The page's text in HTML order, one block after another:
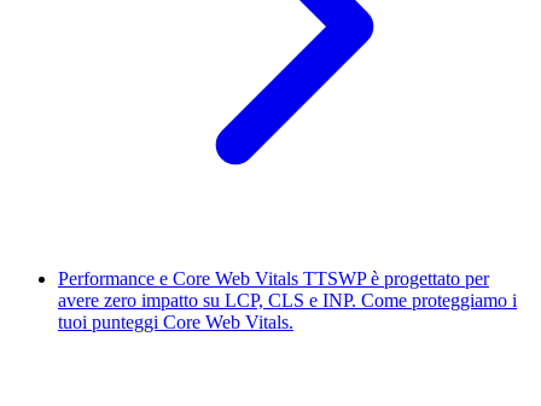
Performance e Core Web Vitals TTSWP è progettato per
avere zero impatto su LCP, CLS e INP. Come proteggiamo i
tuoi punteggi Core Web Vitals.